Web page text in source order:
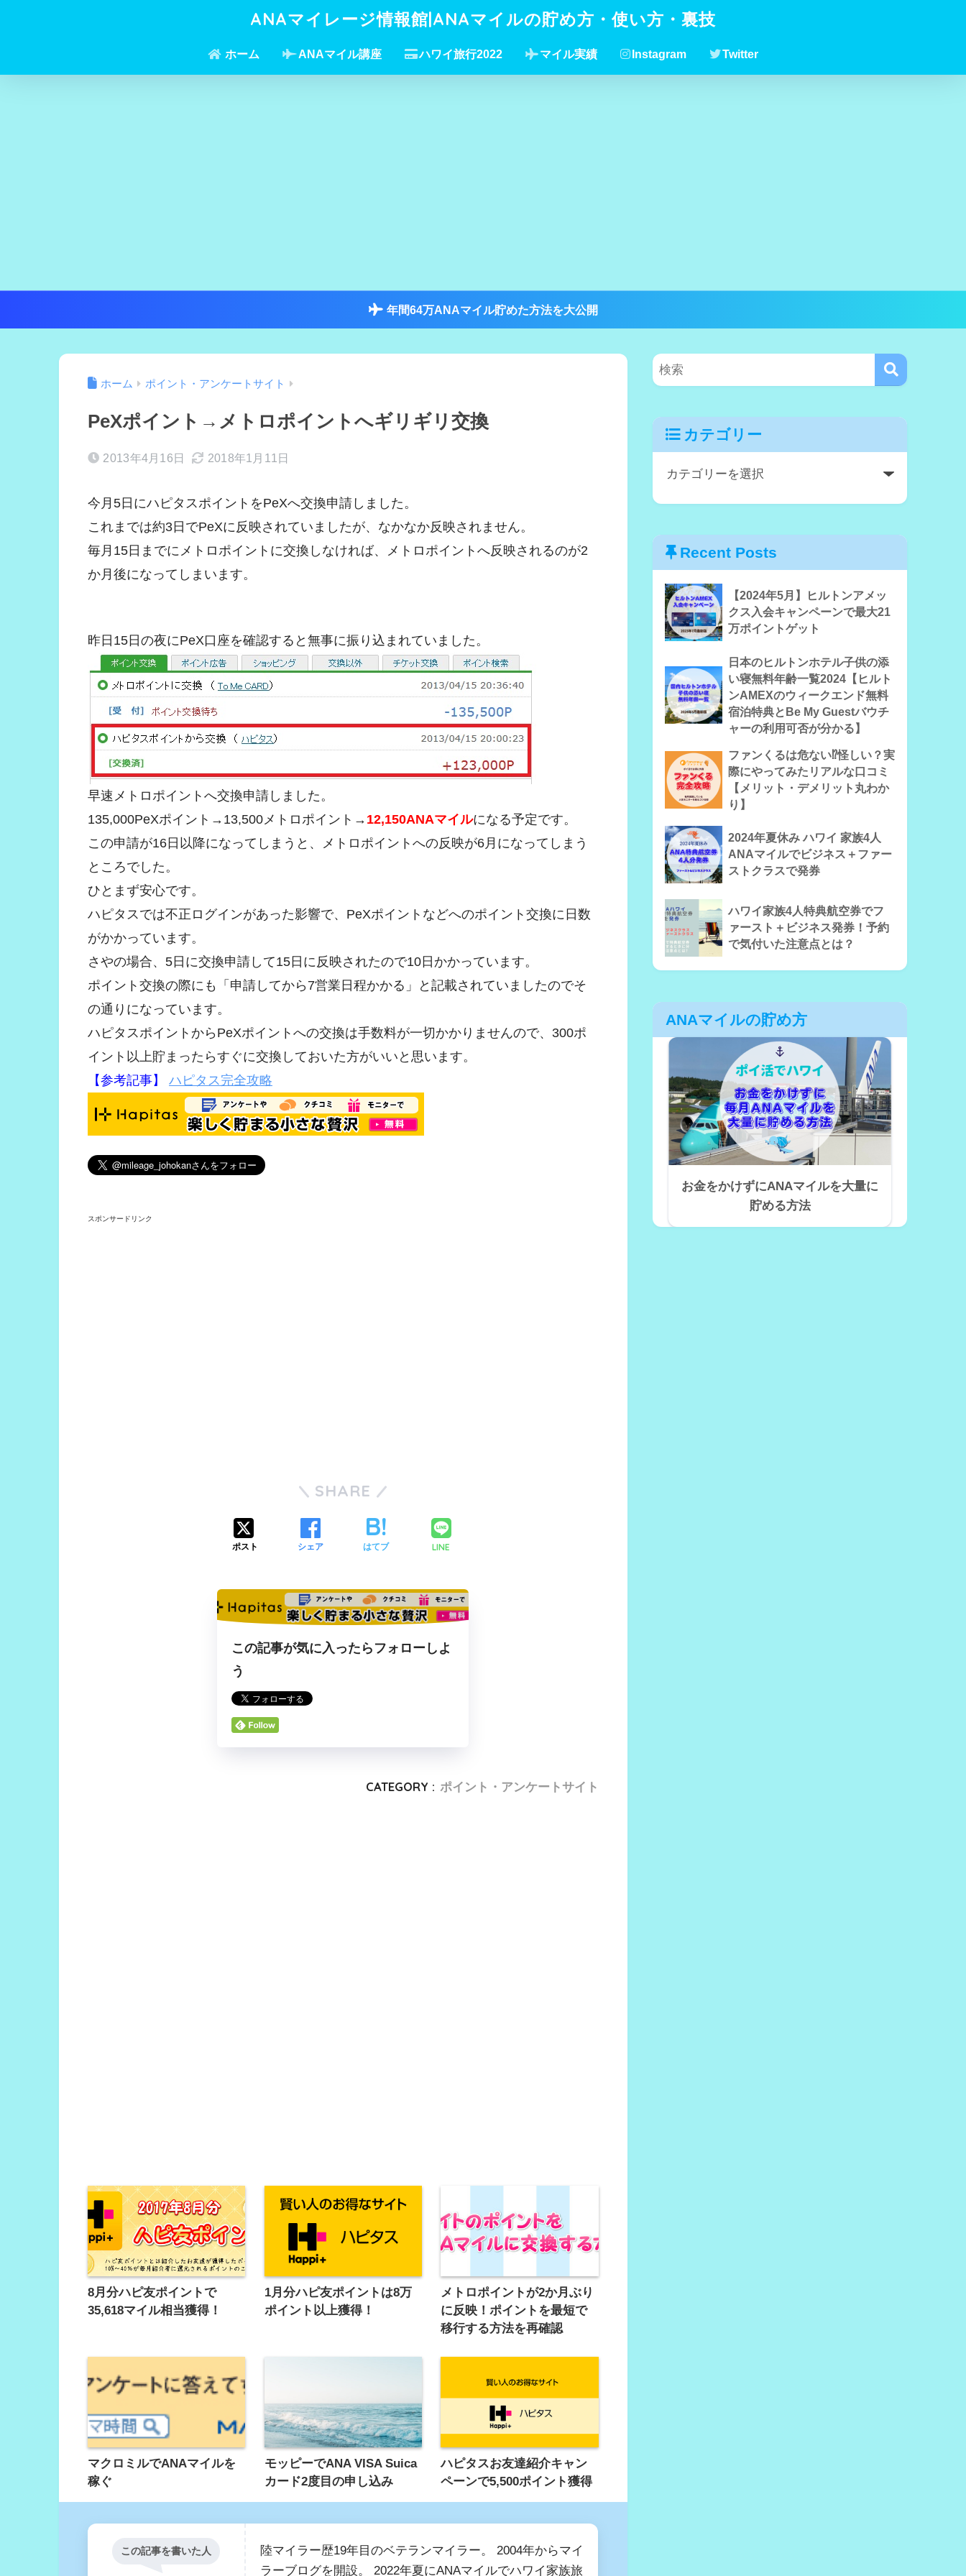
ANAマイレージ情報館|ANAマイルの貯め方・使い方・裏技
ホーム ANAマイル講座 ハワイ旅行2022 マイル実績 Instagram Twitter
年間64万ANAマイル貯めた方法を大公開
ホーム ポイント・アンケートサイト
PeXポイント→メトロポイントへギリギリ交換
2013年4月16日 2018年1月11日
今月5日にハピタスポイントをPeXへ交換申請しました。
これまでは約3日でPeXに反映されていましたが、なかなか反映されません。
毎月15日までにメトロポイントに交換しなければ、メトロポイントへ反映されるのが2
か月後になってしまいます。
昨日15日の夜にPeX口座を確認すると無事に振り込まれていました。
早速メトロポイントへ交換申請しました。
135,000PeXポイント→13,500メトロポイント→ 12,150ANAマイルになる予定です。
この申請が16日以降になってしまうと、メトロポイントへの反映が6月になってしまう
ところでした。
ひとまず安心です。
ハピタスでは不正ログインがあった影響で、PeXポイントなどへのポイント交換に日数
がかかっています。
さやの場合、5日に交換申請して15日に反映されたので10日かかっています。
ポイント交換の際にも「申請してから7営業日程かかる」と記載されていましたのでそ
の通りになっています。
ハピタスポイントからPeXポイントへの交換は手数料が一切かかりませんので、300ポ
イント以上貯まったらすぐに交換しておいた方がいいと思います。
【参考記事】
ハピタス完全攻略
スポンサードリンク
SHARE
ポスト シェア はてブ LINE
この記事が気に入ったらフォローしよ
う
CATEGORY : ポイント・アンケートサイト
8月分ハピ友ポイントで
35,618マイル相当獲得！
1月分ハピ友ポイントは8万
ポイント以上獲得！
メトロポイントが2か月ぶり
に反映！ポイントを最短で
移行する方法を再確認
マクロミルでANAマイルを
稼ぐ
モッピーでANA VISA Suica
カード2度目の申し込み
ハピタスお友達紹介キャン
ペーンで5,500ポイント獲得
この記事を書いた人
陸マイラー歴19年目のベテランマイラー。 2004年からマイ
ラーブログを開設。 2022年夏にANAマイルでハワイ家族旅
カテゴリー
Recent Posts
【2024年5月】ヒルトンアメッ
クス入会キャンペーンで最大21
万ポイントゲット
日本のヒルトンホテル子供の添
い寝無料年齢一覧2024【ヒルト
ンAMEXのウィークエンド無料
宿泊特典とBe My Guestバウチ
ャーの利用可否が分かる】
ファンくるは危ない⁉怪しい？実
際にやってみたリアルな口コミ
【メリット・デメリット丸わか
り】
2024年夏休み ハワイ 家族4人
ANAマイルでビジネス＋ファー
ストクラスで発券
ハワイ家族4人特典航空券でフ
ァースト＋ビジネス発券！予約
で気付いた注意点とは？
ANAマイルの貯め方
お金をかけずにANAマイルを大量に
貯める方法